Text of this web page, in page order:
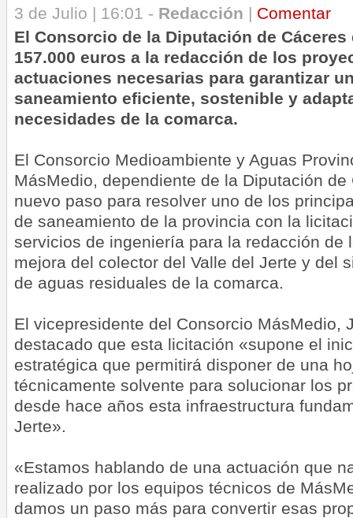
3 de Julio | 16:01 - Redacción | Comentar
El Consorcio de la Diputación de
157.000 euros a la redacción de los
actuaciones necesarias para garantizar
saneamiento eficiente, sostenible y
necesidades de la comarca.
El Consorcio Medioambiente y Aguas
MásMedio, dependiente de la Diputación
nuevo paso para resolver uno de los
de saneamiento de la provincia con la
servicios de ingeniería para la redacción de
mejora del colector del Valle del Jerte y del
de aguas residuales de la comarca.
El vicepresidente del Consorcio MásMedio,
destacado que esta licitación «supone el
estratégica que permitirá disponer de una
técnicamente solvente para solucionar los
desde hace años esta infraestructura
Jerte».
«Estamos hablando de una actuación que
realizado por los equipos técnicos de
damos un paso más para convertir esas